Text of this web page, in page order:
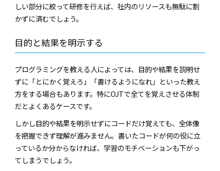
しい部分に絞って研修を行えば、社内のリソースも無駄に割
かずに済むでしょう。
目的と結果を明示する
プログラミングを教える人によっては、目的や結果を説明せ
ずに「とにかく覚えろ」「書けるようになれ」といった教え
方をする場合もあります。特にOJTで全てを覚えさせる体制
だとよくあるケースです。
しかし目的や結果を明示せずにコードだけ覚えても、全体像
を把握できず理解が進みません。書いたコードが何の役に立
っているか分からなければ、学習のモチベーションも下がっ
てしまうでしょう。